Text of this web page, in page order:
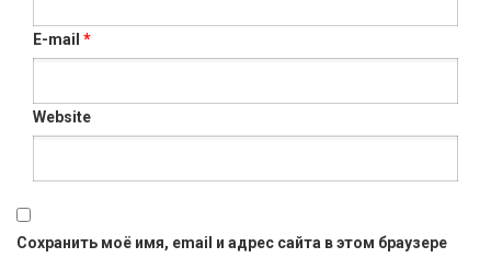
E-mail *
Website
Сохранить моё имя, email и адрес сайта в этом браузере